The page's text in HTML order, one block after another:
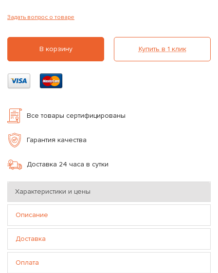
Задать вопрос о товаре
В корзину Купить в 1 клик
Все товары сертифицированы
Гарантия качества
Доставка 24 часа в сутки
Характеристики и цены
Описание
Доставка
Оплата